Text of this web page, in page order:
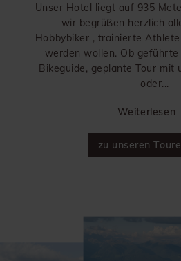
Unser Hotel liegt auf 935
wir begrüßen herzlich
Hobbybiker , trainierte
werden wollen. Ob geführte
Bikeguide, geplante Tour mit
oder...
Weiterlesen
zu unseren